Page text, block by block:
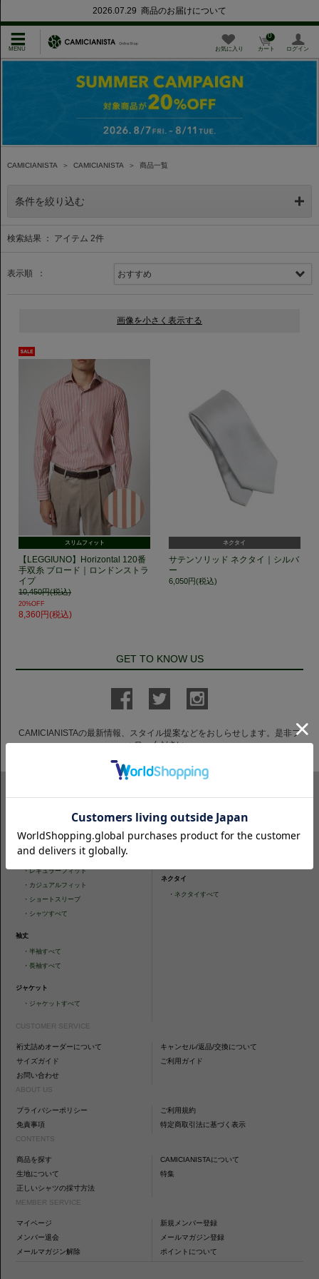
2026.07.29 商品のお届けについて
お気に入り カート
0
ログイン
CAMICIANISTA ＞ CAMICIANISTA ＞ 商品一覧
条件を絞り込む
検索結果 ： アイテム 2件
表示順 ：
スリムフィット
【LEGGIUNO】Horizontal 120番
手双糸 ブロード｜ロンドンストラ
イプ
10,450円(税込)
20%OFF
8,360円(税込)
ネクタイ
サテンソリッド ネクタイ｜シルバ
ー
6,050円(税込)
GET TO KNOW US
CAMICIANISTAの最新情報、スタイル提案などをおしらせします。是非フ
ォローください。
スリムフィット
・ タイトフィット
・レギュラーフィット
・ カジュアルフィット
・ ショートスリーブ
・ シャツすべて
袖丈
・半袖すべて
・長袖すべて
ジャケット
・ ジャケットすべて
ニットシャツ
タイトフィット
ネクタイ
・ ネクタイすべて
CUSTOMER SERVICE
裄丈詰めオーダーについて
キャンセル/返品/交換について
サイズガイド
ご利用ガイド
お問い合わせ
ABOUT US
プライバシーポリシー
ご利用規約
免責事項
特定商取引法に基づく表示
CONTENTS
商品を探す
CAMICIANISTAについて
生地について
特集
正しいシャツの採寸方法
MEMBER SERVICE
マイページ
新規メンバー登録
メンバー退会
メールマガジン登録
メールマガジン解除
ポイントについて